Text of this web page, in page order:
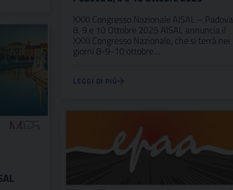
XXXI Congresso Nazionale AISAL – Padova
8, 9 e 10 Ottobre 2025 AISAL annuncia il
XXXI Congresso Nazionale, che si terrà nei
giorni 8-9-10 ottobre…
LEGGI DI PIÙ